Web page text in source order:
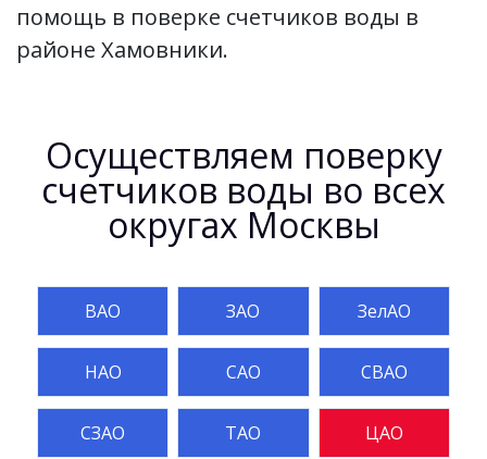
помощь в поверке счетчиков воды в
районе Хамовники.
Осуществляем поверку
счетчиков воды во всех
округах Москвы
ВАО ЗАО ЗелАО
НАО САО СВАО
СЗАО ТАО ЦАО